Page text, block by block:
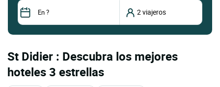
St Didier : Descubra los mejores
hoteles 3 estrellas